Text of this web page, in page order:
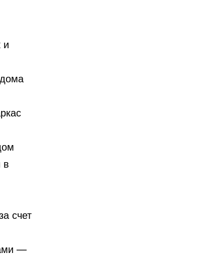
и
в
счет
—